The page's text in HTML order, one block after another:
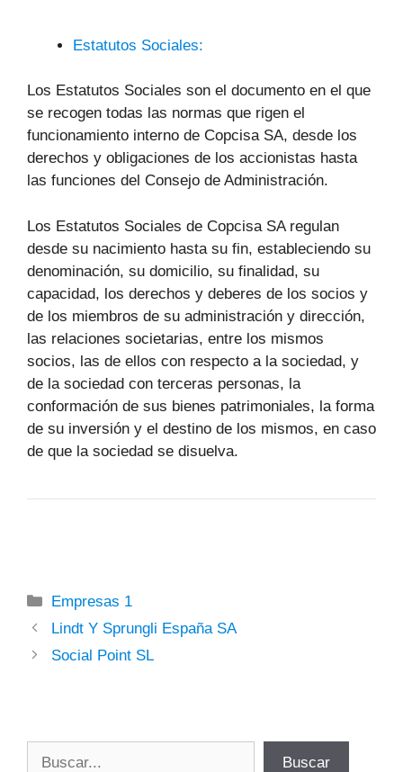
Estatutos Sociales:
Los Estatutos Sociales son el documento en el que
se recogen todas las normas que rigen el
funcionamiento interno de Copcisa SA, desde los
derechos y obligaciones de los accionistas hasta
las funciones del Consejo de Administración.
Los Estatutos Sociales de Copcisa SA regulan
desde su nacimiento hasta su fin, estableciendo su
denominación, su domicilio, su finalidad, su
capacidad, los derechos y deberes de los socios y
de los miembros de su administración y dirección,
las relaciones societarias, entre los mismos
socios, las de ellos con respecto a la sociedad, y
de la sociedad con terceras personas, la
conformación de sus bienes patrimoniales, la forma
de su inversión y el destino de los mismos, en caso
de que la sociedad se disuelva.
Categorías
Empresas 1
Lindt Y Sprungli España SA
Social Point SL
Buscar